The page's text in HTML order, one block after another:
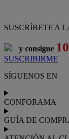
SUSCRÍBETE A
y consigue
SUSCRIBIRME
SÍGUENOS EN
CONFORAMA
GUÍA DE